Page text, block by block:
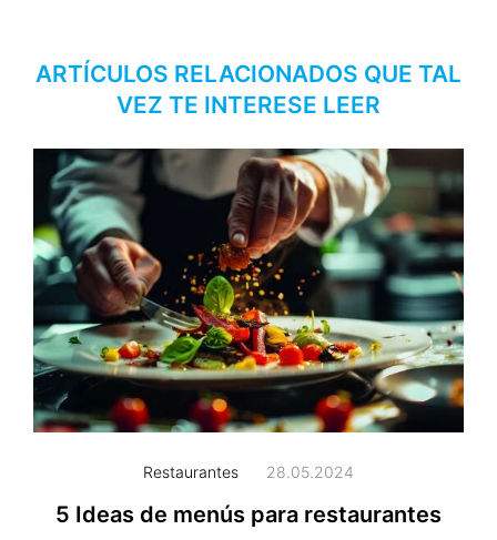
ARTÍCULOS RELACIONADOS QUE TAL
VEZ TE INTERESE LEER
Restaurantes 28.05.2024
5 Ideas de menús para restaurantes